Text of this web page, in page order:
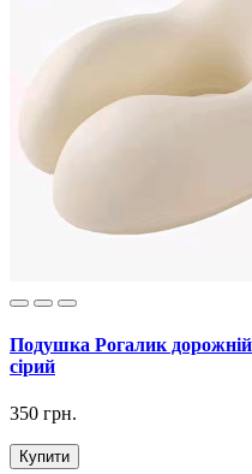
Подушка Рогалик
сірий
350 грн.
Купити